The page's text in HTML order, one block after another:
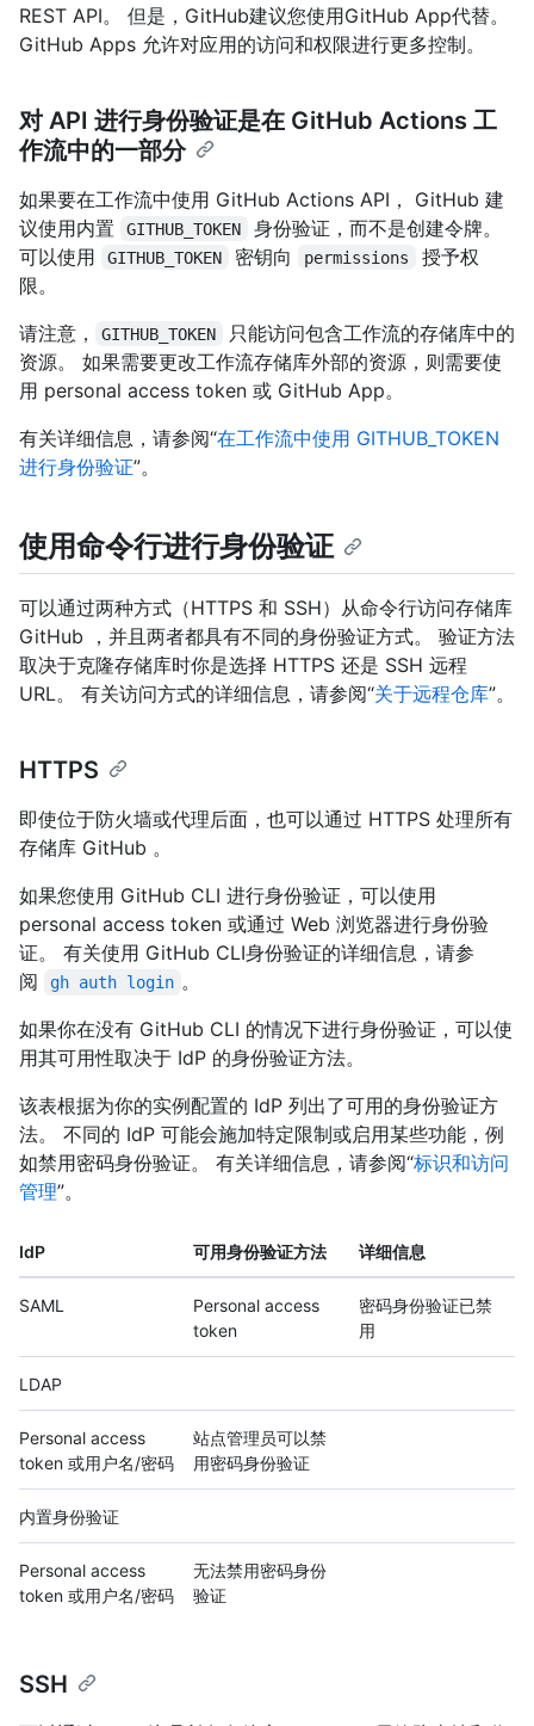
REST API。 但是，GitHub建议您使用GitHub App代替。
GitHub Apps 允许对应用的访问和权限进行更多控制。
对 API 进行身份验证是在 GitHub Actions 工
作流中的一部分
如果要在工作流中使用 GitHub Actions API， GitHub 建
议使用内置
GITHUB_TOKEN
身份验证，而不是创建令牌。
可以使用
GITHUB_TOKEN 密钥向 permissions
授予权
限。
请注意，
GITHUB_TOKEN
只能访问包含工作流的存储库中的
资源。 如果需要更改工作流存储库外部的资源，则需要使
用 personal access token 或 GitHub App。
有关详细信息，请参阅“在工作流中使用 GITHUB_TOKEN
进行身份验证”。
使用命令行进行身份验证
可以通过两种方式（HTTPS 和 SSH）从命令行访问存储库
GitHub ，并且两者都具有不同的身份验证方式。 验证方法
取决于克隆存储库时你是选择 HTTPS 还是 SSH 远程
URL。 有关访问方式的详细信息，请参阅“关于远程仓库”。
HTTPS
即使位于防火墙或代理后面，也可以通过 HTTPS 处理所有
存储库 GitHub 。
如果您使用 GitHub CLI 进行身份验证，可以使用
personal access token 或通过 Web 浏览器进行身份验
证。 有关使用 GitHub CLI身份验证的详细信息，请参
阅
gh auth login 。
如果你在没有 GitHub CLI 的情况下进行身份验证，可以使
用其可用性取决于 IdP 的身份验证方法。
该表根据为你的实例配置的 IdP 列出了可用的身份验证方
法。 不同的 IdP 可能会施加特定限制或启用某些功能，例
如禁用密码身份验证。 有关详细信息，请参阅“标识和访问
管理”。
IdP 可用身份验证方法 详细信息
SAML
Personal access
token
密码身份验证已禁
用
LDAP
Personal access
token 或用户名/密码
站点管理员可以禁
用密码身份验证
内置身份验证
Personal access
token 或用户名/密码
无法禁用密码身份
验证
SSH